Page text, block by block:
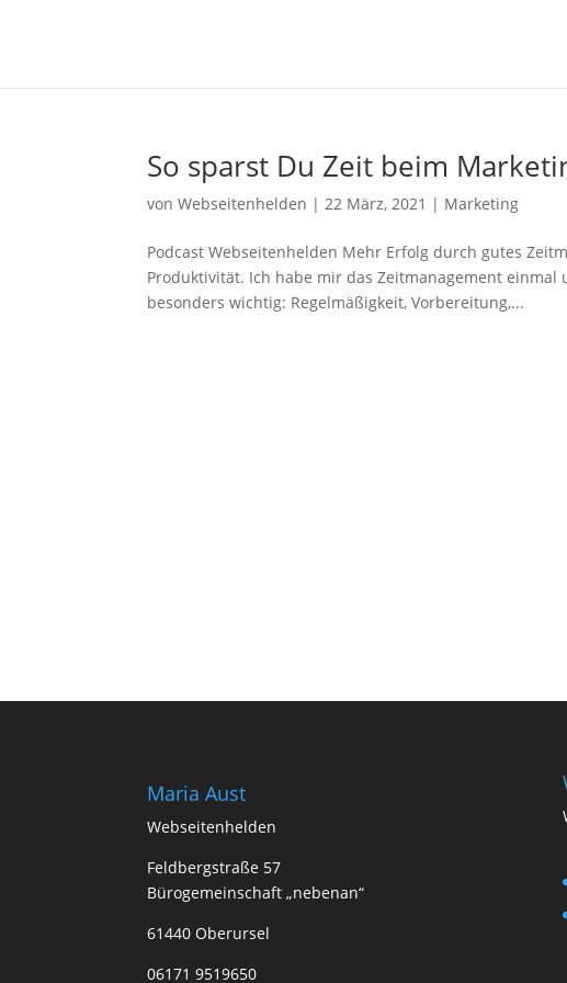
So sparst Du Zeit beim
vonWebseitenhelden |22 März, 2021 | Marketing
Podcast Webseitenhelden Mehr Erfolg durch gutes
Produktivität. Ich habe mir das Zeitmanagement
besonders wichtig: Regelmäßigkeit, Vorbereitung,...
Maria Aust
Webseitenhelden
Feldbergstraße 57
Bürogemeinschaft „nebenan“
61440 Oberursel
06171 9519650